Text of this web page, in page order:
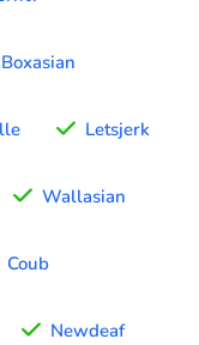
Boxasian
Letsjerk
Wallasian
Coub
Newdeaf